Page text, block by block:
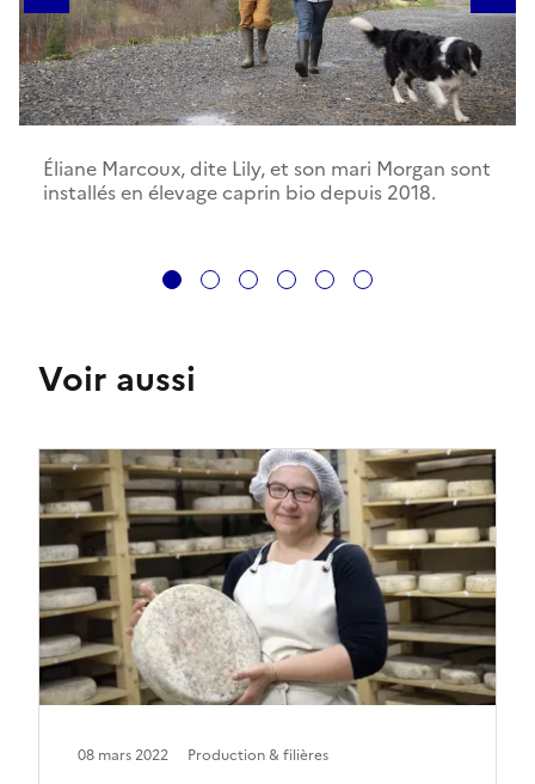
1 2 3 4 5 6
Éliane Marcoux, dite Lily, et son mari Morgan sont
installés en élevage caprin bio depuis 2018.
Voir aussi
08 mars 2022 Production & filières